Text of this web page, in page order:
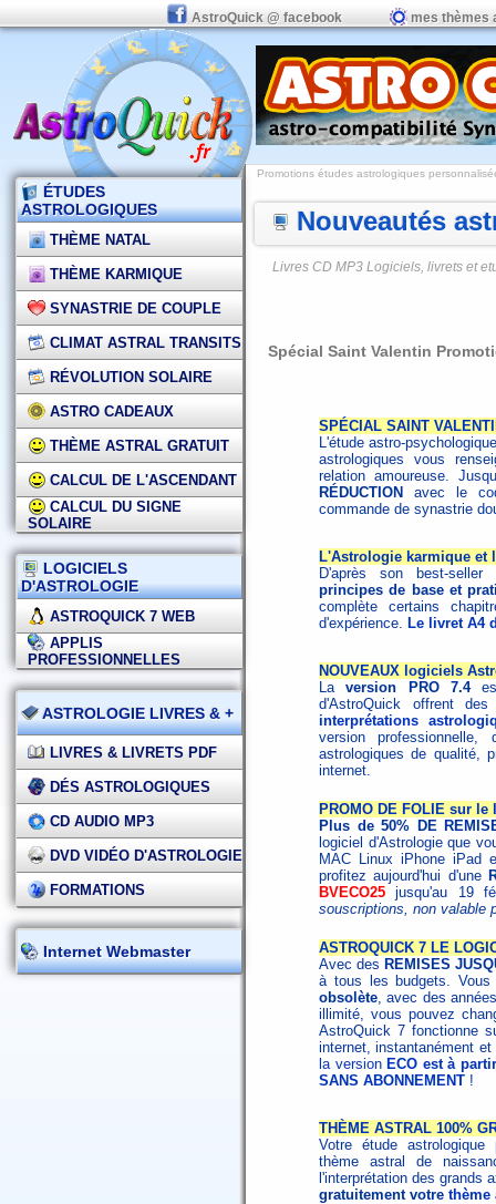
AstroQuick @ facebook mes thèmes
ÉTUDES
ASTROLOGIQUES
THÈME NATAL
THÈME KARMIQUE
SYNASTRIE DE COUPLE
CLIMAT ASTRAL TRANSITS
RÉVOLUTION SOLAIRE
ASTRO CADEAUX
THÈME ASTRAL GRATUIT
CALCUL DE L'ASCENDANT
CALCUL DU SIGNE
SOLAIRE
LOGICIELS
D'ASTROLOGIE
ASTROQUICK 7 WEB
APPLIS
PROFESSIONNELLES
ASTROLOGIE LIVRES & +
LIVRES & LIVRETS PDF
DÉS ASTROLOGIQUES
CD AUDIO MP3
DVD VIDÉO D'ASTROLOGIE
FORMATIONS
Internet Webmaster
Promotions études astrologiques
Nouveautés
Livres CD MP3 Logiciels, livrets et
Spécial Saint Valentin
SPÉCIAL SAINT
L'étude astro-
astrologiques vous
relation amoureuse.
RÉDUCTION
avec le
commande de synastrie
L'Astrologie karmique et
D'après son best-
principes de base et
complète certains
d'expérience. Le livret A4
NOUVEAUX logiciels
Laversion PRO 7.4
d'AstroQuick offrent
interprétations
version
astrologiques de qualité,
internet.
PROMO DE FOLIE sur
Plus de 50% DE
logiciel d'Astrologie que
MAC Linux iPhone iPad
profitez aujourd'hui d'une
BVECO25 jusqu'au 19
souscriptions, non valable
ASTROQUICK 7 LE
Avec des REMISES
à tous les budgets.
obsolète, avec des
illimité, vous pouvez
AstroQuick 7 fonctionne
internet, instantanément
la version ECO est à
SANS ABONNEMENT !
THÈME ASTRAL 100%
Votre étude astrologique
thème astral de
l'interprétation des grands
gratuitement votre thème